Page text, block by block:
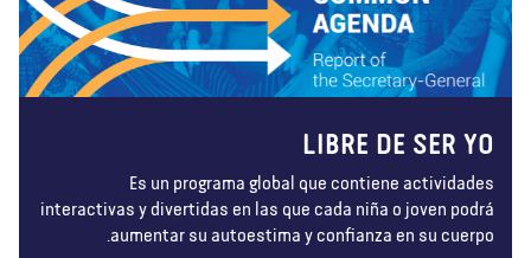
LIBRE DE SER YO
Es un programa global que contiene actividades
interactivas y divertidas en las que cada niña o joven podrá
aumentar su autoestima y confianza en su cuerpo.